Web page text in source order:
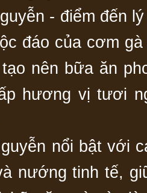
- điểm đến
đáo của cơm
nên bữa ăn
hương vị tươi
nổi bật với
nướng tinh tế,